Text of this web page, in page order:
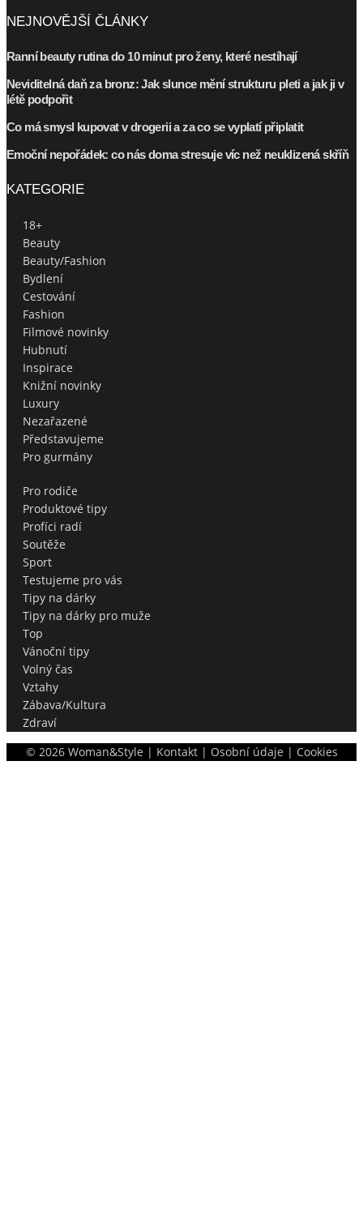
NEJNOVĚJŠÍ ČLÁNKY
Ranní beauty rutina do 10 minut pro ženy, které nestíhají
Neviditelná daň za bronz: Jak slunce mění strukturu pleti a jak ji v
létě podpořit
Co má smysl kupovat v drogerii a za co se vyplatí připlatit
Emoční nepořádek: co nás doma stresuje víc než neuklizená skříň
KATEGORIE
18+
Beauty
Beauty/Fashion
Bydlení
Cestování
Fashion
Filmové novinky
Hubnutí
Inspirace
Knižní novinky
Luxury
Nezařazené
Představujeme
Pro gurmány
Pro rodiče
Produktové tipy
Profíci radí
Soutěže
Sport
Testujeme pro vás
Tipy na dárky
Tipy na dárky pro muže
Top
Vánoční tipy
Volný čas
Vztahy
Zábava/Kultura
Zdraví
© 2026Woman&Style | Kontakt| Osobní údaje | Cookies